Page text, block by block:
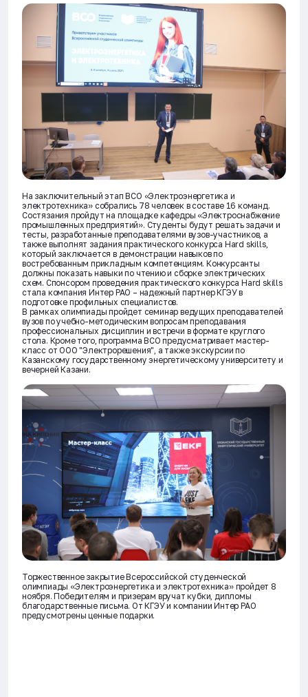
На заключительный этап ВСО «Электроэнергетика и
электротехника» собрались 78 человек в составе 16 команд.
Состязания пройдут на площадке кафедры «Электроснабжение
промышленных предприятий». Студенты будут решать задачи и
тесты, разработанные преподавателями вузов-участников, а
также выполнят задания практического конкурса Hard skills,
который заключается в демонстрации навыков по
востребованным прикладным компетенциям. Конкурсанты
должны показать навыки по чтению и сборке электрических
схем. Спонсором проведения практического конкурса Hard skills
стала компания Интер РАО – надежный партнер КГЭУ в
подготовке профильных специалистов.
В рамках олимпиады пройдет семинар ведущих преподавателей
вузов по учебно-методическим вопросам преподавания
профессиональных дисциплин и встречи в формате круглого
стола. Кроме того, программа ВСО предусматривает мастер-
класс от ООО "Электрорешения", а также экскурсии по
Казанскому государственному энергетическому университету и
вечерней Казани.
Торжественное закрытие Всероссийской студенческой
олимпиады «Электроэнергетика и электротехника» пройдет 8
ноября. Победителям и призерам вручат кубки, дипломы
благодарственные письма. От КГЭУ и компании Интер РАО
предусмотрены ценные подарки.